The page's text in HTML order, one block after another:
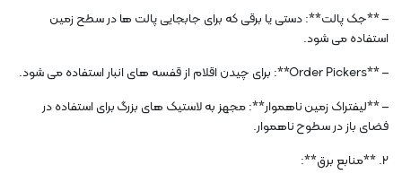
– **جک پالت**: دستی یا برقی که برای جابجایی پالت ها در سطح زمین
استفاده می شود.
– **Order Pickers**: برای چیدن اقلام از قفسه های انبار استفاده می شود.
– **لیفتراک زمین ناهموار**: مجهز به لاستیک های بزرگ برای استفاده در
فضای باز در سطوح ناهموار.
2. **منابع برق**: